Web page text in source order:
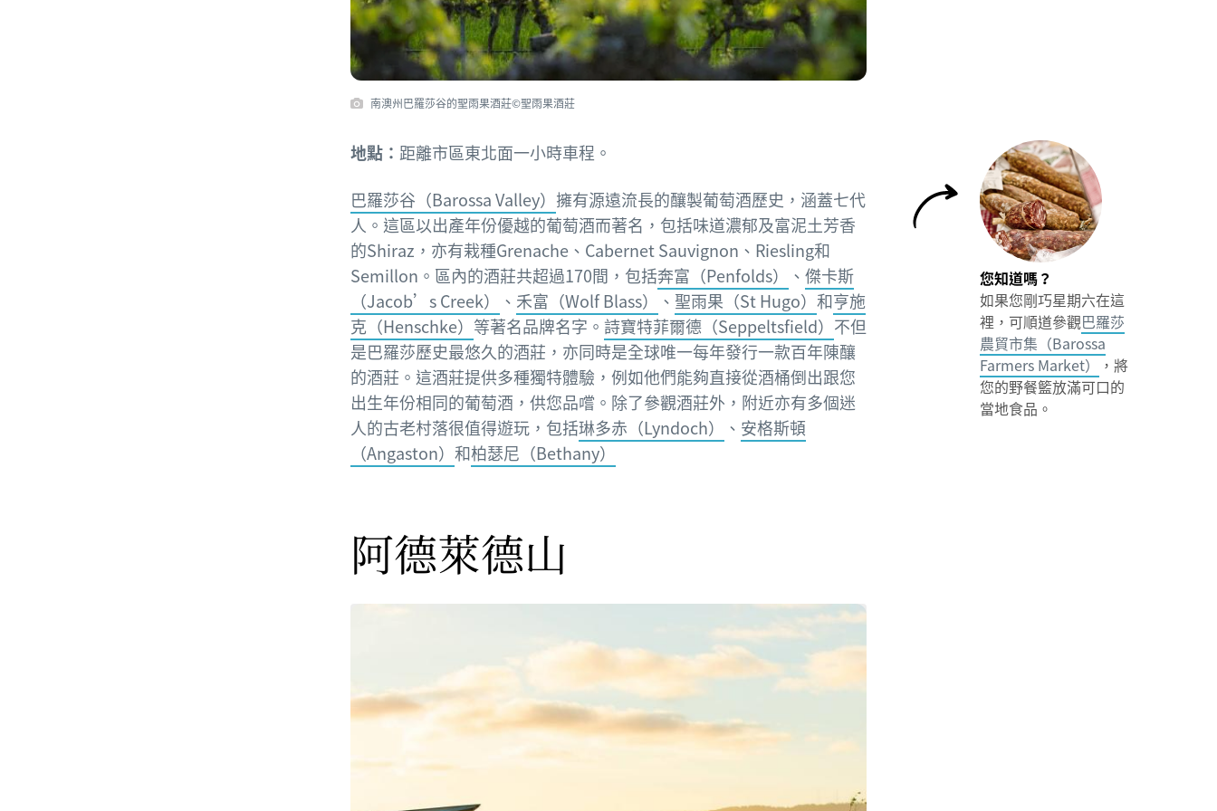
南澳州巴羅莎谷的聖雨果酒莊©聖雨果酒莊
您知道嗎？
如果您剛巧星期六在這
裡，可順道參觀巴羅莎
農貿市集（Barossa
Farmers Market）
，將
您的野餐籃放滿可口的
當地食品。
地點： 距離市區東北面一小時車程。
巴羅莎谷（Barossa Valley） 擁有源遠流長的釀製葡萄酒歷史，涵蓋七代
人。這區以出產年份優越的葡萄酒而著名，包括味道濃郁及富泥土芳香
的Shiraz，亦有栽種Grenache、Cabernet Sauvignon、Riesling和
Semillon。區內的酒莊共超過170間，包括奔富（Penfolds） 、 傑卡斯
（Jacob’s Creek）
、 禾富（Wolf Blass） 、 聖雨果（St Hugo） 和亨施
克（Henschke） 等著名品牌名字。 詩寶特菲爾德（Seppeltsfield） 不但
是巴羅莎歷史最悠久的酒莊，亦同時是全球唯一每年發行一款百年陳釀
的酒莊。這酒莊提供多種獨特體驗，例如他們能夠直接從酒桶倒出跟您
出生年份相同的葡萄酒，供您品嚐。除了參觀酒莊外，附近亦有多個迷
人的古老村落很值得遊玩，包括琳多赤（Lyndoch） 、 安格斯頓
（Angaston） 和柏瑟尼（Bethany）
阿德萊德山